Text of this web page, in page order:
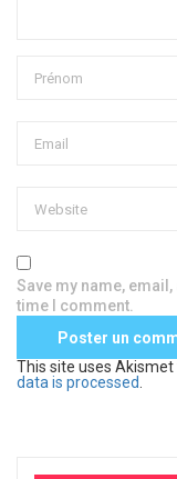
Save my name,
time I comment.
This site uses Akismet
data is processed